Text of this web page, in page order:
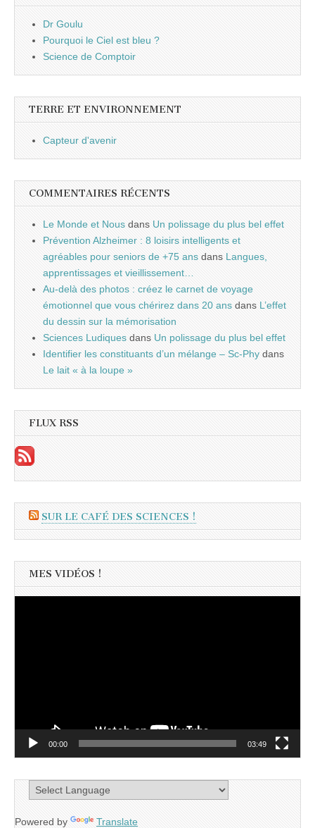
Dr Goulu
Pourquoi le Ciel est bleu ?
Science de Comptoir
TERRE ET ENVIRONNEMENT
Capteur d'avenir
COMMENTAIRES RÉCENTS
Le Monde et Nous dans Un polissage du plus bel effet
Prévention Alzheimer : 8 loisirs intelligents et
agréables pour seniors de +75 ans dans Langues,
apprentissages et vieillissement…
Au-delà des photos : créez le carnet de voyage
émotionnel que vous chérirez dans 20 ans dans L’effet
du dessin sur la mémorisation
Sciences Ludiques dans Un polissage du plus bel effet
Identifier les constituants d’un mélange – Sc-Phy dans
Le lait « à la loupe »
FLUX RSS
SUR LE CAFÉ DES SCIENCES !
MES VIDÉOS !
00:00 03:49
Powered by Translate